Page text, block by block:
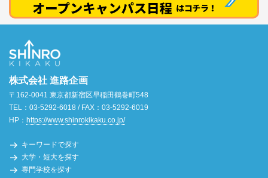
株式会社 進路企画
〒162-0041 東京都新宿区早稲田鶴巻町548
TEL：03-5292-6018 / FAX：03-5292-6019
HP： https://www.shinrokikaku.co.jp/
キーワードで探す
大学・短大を探す
専門学校を探す